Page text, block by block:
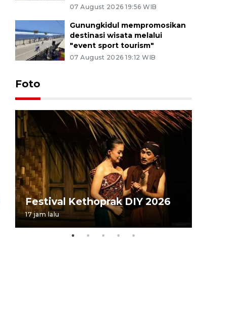
07 August 2026 19:56 WIB
Gunungkidul mempromosikan
destinasi wisata melalui
"event sport tourism"
07 August 2026 19:12 WIB
Foto
Festival Kethoprak DIY 2026
17 jam lalu